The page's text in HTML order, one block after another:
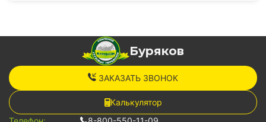
Буряков
ЗАКАЗАТЬ ЗВОНОК
Калькулятор